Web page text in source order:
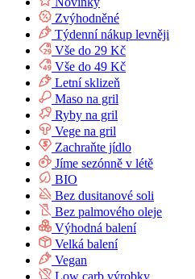
Zvýhodněné
Týdenní nákup levněji
Vše do 29 Kč
Vše do 49 Kč
Letní sklizeň
Maso na gril
Ryby na gril
Vege na gril
Zachraňte jídlo
Jíme sezónně v létě
BIO
Bez dusitanové soli
Bez palmového oleje
Výhodná balení
Velká balení
Vegan
Low carb výrobky